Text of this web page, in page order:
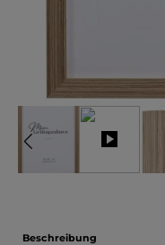
Beschreibung